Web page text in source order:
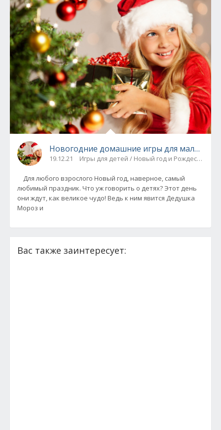
Новогодние домашние игры для малышей
19.12.21 Игры для детей / Новый год и Рождество /
Для любого взрослого Новый год, наверное, самый
любимый праздник. Что уж говорить о детях? Этот день
они ждут, как великое чудо! Ведь к ним явится Дедушка
Мороз и
Вас также заинтересует: